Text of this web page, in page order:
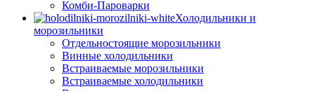
Комби-Пароварки
Холодильники и
морозильники
Отдельностоящие морозильники
Винные холодильники
Встраиваемые морозильники
Встраиваемые холодильники